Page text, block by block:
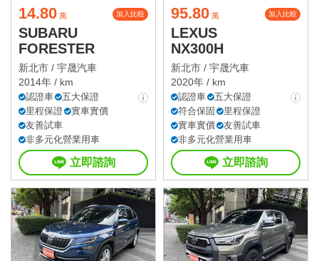
14.80 萬 加入比較
SUBARU
FORESTER
新北市 / 宇晟汽車
2014年 / km
認證車
五大保證
里程保證
實車實價
友善試車
非多元化營業用車
立即諮詢
95.80 萬 加入比較
LEXUS
NX300H
新北市 / 宇晟汽車
2020年 / km
認證車
五大保證
符合保固
里程保證
實車實價
友善試車
非多元化營業用車
立即諮詢